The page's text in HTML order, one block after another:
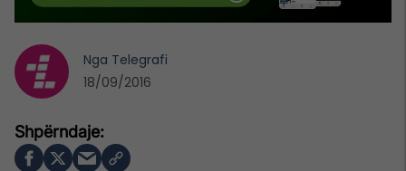
Nga Telegrafi
18/09/2016